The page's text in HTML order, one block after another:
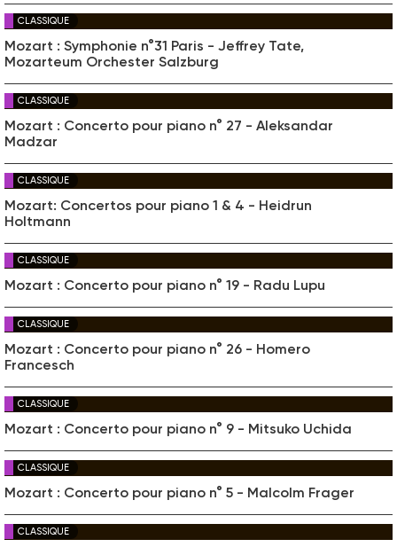
CLASSIQUE
Mozart : Symphonie n°31 Paris - Jeffrey Tate,
Mozarteum Orchester Salzburg
CLASSIQUE
Mozart : Concerto pour piano n° 27 - Aleksandar
Madzar
CLASSIQUE
Mozart: Concertos pour piano 1 & 4 - Heidrun
Holtmann
CLASSIQUE
Mozart : Concerto pour piano n° 19 - Radu Lupu
CLASSIQUE
Mozart : Concerto pour piano n° 26 - Homero
Francesch
CLASSIQUE
Mozart : Concerto pour piano n° 9 - Mitsuko Uchida
CLASSIQUE
Mozart : Concerto pour piano n° 5 - Malcolm Frager
CLASSIQUE